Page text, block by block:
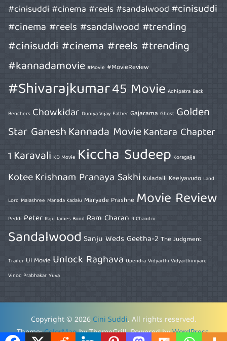
#cinisuddi #cinema #reels #sandalwood#cinisuddi
#cinema #reels #sandalwood #trending
#cinisuddi #cinema #reels #trending
#kannadamovie #Movie #MovieReview
#Shivarajkumar45 Movie Adhipatra Back
Benchers Chowkidar Duniya Vijay Father Gajarama Ghost Golden
Star GaneshKannada MovieKantara Chapter
1 Karavali KD Movie Kiccha Sudeep Koragajja
KoteeKrishnam Pranaya Sakhi Kuladalli Keelyavudo Land
Lord Malashree Manada Kadalu Maryade Prashne Movie Review
Peddi Peter Raju James Bond Ram Charan R Chandru
Sandalwood Sanju Weds Geetha-2 The Judgment
Trailer UI Movie Unlock Raghava Upendra Vidyarthi Vidyarthiniyare
Vinod Prabhakar Yuva
Copyright © 2026 Cini Suddi. All rights reserved.
Theme:ColorMagby ThemeGrill. Powered byWordPress.